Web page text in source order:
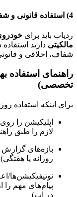
4) استفاده قانونی و شفاف
ردیاب باید برای
مالکیتی دارید
شفاف، اخلاقی و
راهنمای استفاده
تخصصی)
برای اینکه استفاده
اپلیکیشن را
لازم را طبق
بازه‌های گزارش
روزانه یا هفتگی)
نوتیفیکیشن‌ها/
پیام‌های مهم
در اپ)